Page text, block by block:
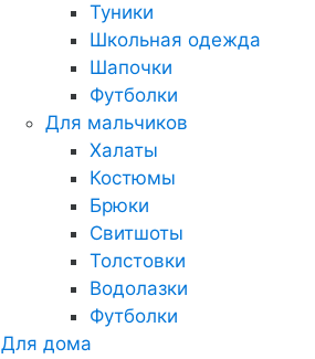
Туники
Школьная одежда
Шапочки
Футболки
Для мальчиков
Халаты
Костюмы
Брюки
Свитшоты
Толстовки
Водолазки
Футболки
Для дома